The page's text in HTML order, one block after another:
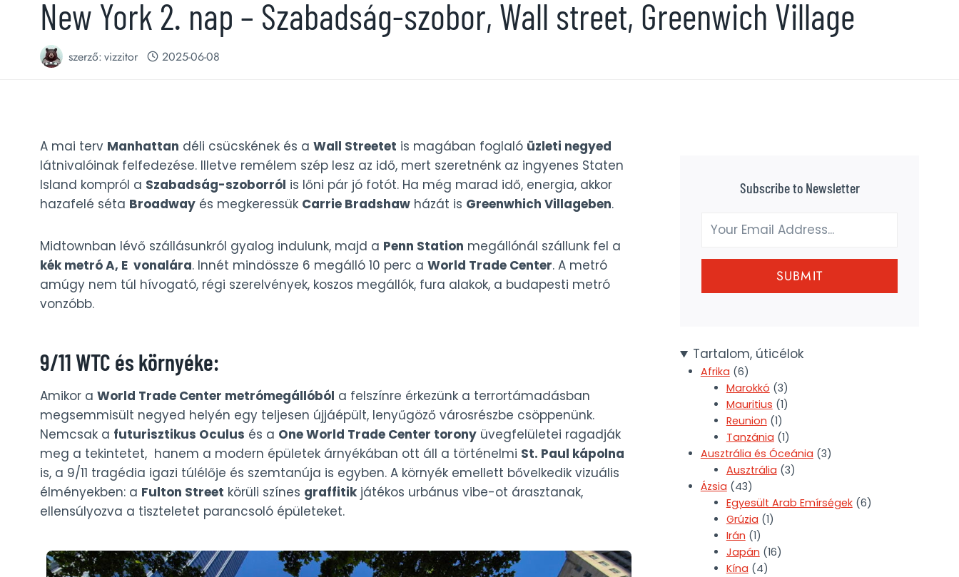
New York 2. nap – Szabadság-szobor, Wall street, Greenwich Village
szerző:vizzitor 2025-06-08
A mai terv Manhattan déli csücskének és a Wall Streetet is magában foglaló üzleti negyed
látnivalóinak felfedezése. Illetve remélem szép lesz az idő, mert szeretnénk az ingyenes Staten
Island kompról a Szabadság-szoborról is lőni pár jó fotót. Ha még marad idő, energia, akkor
hazafelé séta Broadway és megkeressük Carrie Bradshaw házát is Greenwhich Villageben.
Midtownban lévő szállásunkról gyalog indulunk, majd a Penn Station megállónál szállunk fel a
kék metró A, E vonalára. Innét mindössze 6 megálló 10 perc a World Trade Center. A metró
amúgy nem túl hívogató, régi szerelvények, koszos megállók, fura alakok, a budapesti metró
vonzóbb.
9/11 WTC és környéke:
Amikor a World Trade Center metrómegállóból a felszínre érkezünk a terrortámadásban
megsemmisült negyed helyén egy teljesen újjáépült, lenyűgöző városrészbe csöppenünk.
Nemcsak a futurisztikus Oculus és a One World Trade Center torony üvegfelületei ragadják
meg a tekintetet, hanem a modern épületek árnyékában ott áll a történelmi St. Paul kápolna
is, a 9/11 tragédia igazi túlélője és szemtanúja is egyben. A környék emellett bővelkedik vizuális
élményekben: a Fulton Street körüli színes graffitik játékos urbánus vibe-ot árasztanak,
ellensúlyozva a tiszteletet parancsoló épületeket.
Subscribe to Newsletter
SUBMIT
Tartalom, úticélok
Afrika (6)
Marokkó (3)
Mauritius (1)
Reunion (1)
Tanzánia (1)
Ausztrália és Óceánia (3)
Ausztrália (3)
Ázsia (43)
Egyesült Arab Emírségek(6)
Grúzia (1)
Irán (1)
Japán (16)
Kína (4)